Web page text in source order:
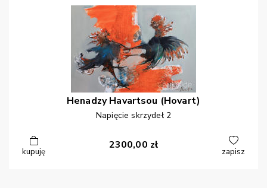
Henadzy Havartsou (Hovart)
Napięcie skrzydeł 2
kupuję
2300,00 zł
zapisz